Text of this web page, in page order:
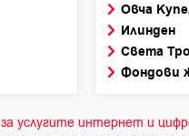
Овча
Илинден
Света
Фондови
услугите интернет и